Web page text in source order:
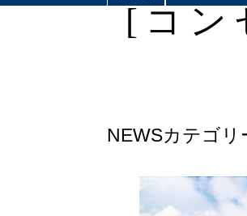
[コン
NEWSカテゴリ